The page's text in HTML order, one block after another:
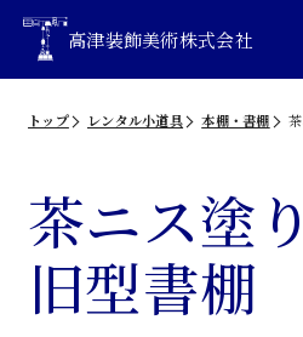
高津装飾美術株式会社
トップ レンタル小道具 本棚・書棚
茶ニス塗
旧型書棚